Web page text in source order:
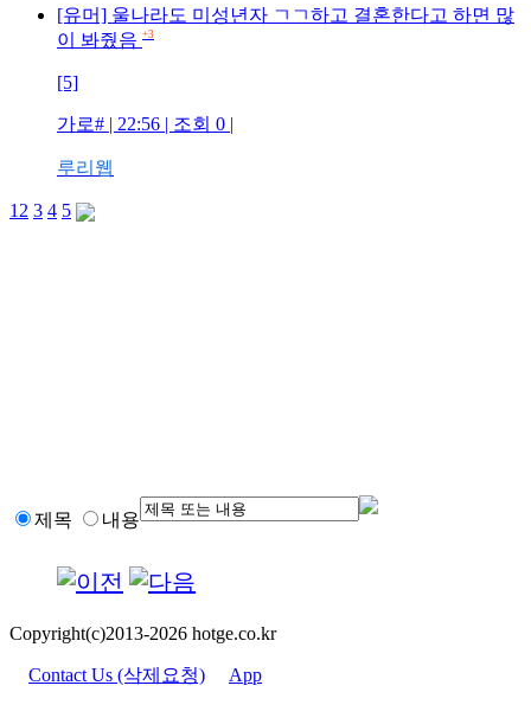
[유머] 울나라도 미성년자 ㄱㄱ하고 결혼한다고 하면 많
이 봐줬음 +3
[5]
가로# | 22:56 | 조회 0 |
루리웹
1 2 3 4 5
제목 내용
Copyright(c)2013-2026 hotge.co.kr
Contact Us (삭제요청) App